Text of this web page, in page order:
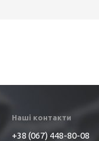
Наші контакти
+38 (067) 448-80-08